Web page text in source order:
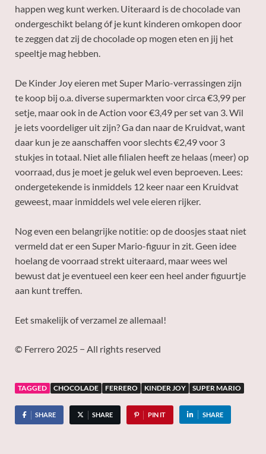
happen weg kunt werken. Uiteraard is de chocolade van
ondergeschikt belang óf je kunt kinderen omkopen door
te zeggen dat zij de chocolade op mogen eten en jij het
speeltje mag hebben.
De Kinder Joy eieren met Super Mario-verrassingen zijn
te koop bij o.a. diverse supermarkten voor circa €3,99 per
setje, maar ook in de Action voor €3,49 per set van 3. Wil
je iets voordeliger uit zijn? Ga dan naar de Kruidvat, want
daar kun je ze aanschaffen voor slechts €2,49 voor 3
stukjes in totaal. Niet alle filialen heeft ze helaas (meer) op
voorraad, dus je moet je geluk wel even beproeven. Lees:
ondergetekende is inmiddels 12 keer naar een Kruidvat
geweest, maar inmiddels wel vele eieren rijker.
Nog even een belangrijke notitie: op de doosjes staat niet
vermeld dat er een Super Mario-figuur in zit. Geen idee
hoelang de voorraad strekt uiteraard, maar wees wel
bewust dat je eventueel een keer een heel ander figuurtje
aan kunt treffen.
Eet smakelijk of verzamel ze allemaal!
© Ferrero 2025 − All rights reserved
TAGGED CHOCOLADE FERRERO KINDER JOY SUPER MARIO
SHARE SHARE PIN IT SHARE